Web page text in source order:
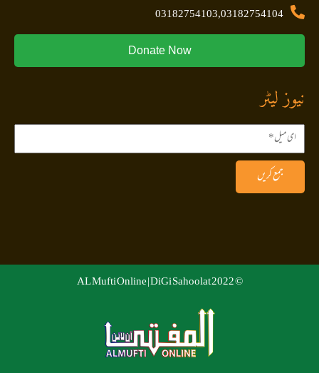
03182754103,03182754104
Donate Now
نیوز لیٹر
جمع کریں
© 2022 AL Mufti Online |
DiGi Sahoolat